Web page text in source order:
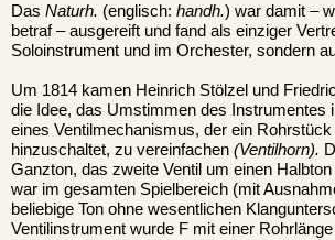
Das Naturh. (englisch: handh.) war damit –
betraf – ausgereift und fand als einziger
Soloinstrument und im Orchester, sondern
Um 1814 kamen Heinrich Stölzel und
die Idee, das Umstimmen des Instrumentes
eines Ventilmechanismus, der ein
hinzuschaltet, zu vereinfachen (Ventilhorn).
Ganzton, das zweite Ventil um einen
war im gesamten Spielbereich (mit
beliebige Ton ohne wesentlichen
Ventilinstrument wurde F mit einer